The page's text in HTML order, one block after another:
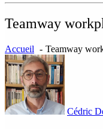
Teamway
Accueil Teamway
Cédric